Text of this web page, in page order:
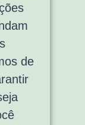
de